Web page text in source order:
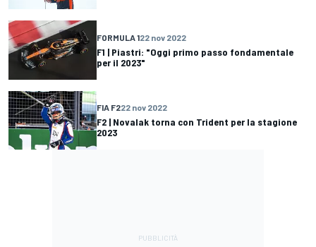
FORMULA 122 nov 2022
F1 | Piastri: "Oggi primo passo fondamentale
per il 2023"
FIA F222 nov 2022
F2 | Novalak torna con Trident per la stagione
2023